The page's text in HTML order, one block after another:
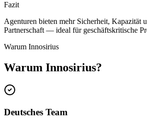
Fazit
Agenturen bieten mehr Sicherheit, Kapazität
Partnerschaft — ideal für geschäftskritische
Warum Innosirius
Warum Innosirius?
Deutsches Team